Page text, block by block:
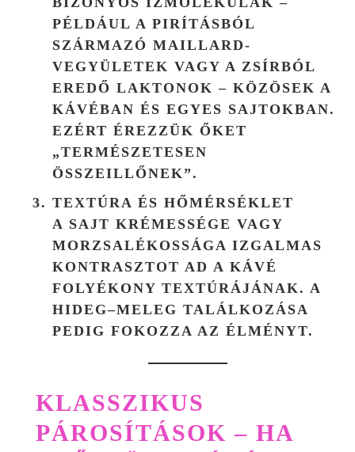
PÉLDÁUL A PIRÍTÁSBÓL
SZÁRMAZÓ MAILLARD-
VEGYÜLETEK VAGY A ZSÍRBÓL
EREDŐ LAKTONOK – KÖZÖSEK A
KÁVÉBAN ÉS EGYES SAJTOKBAN.
EZÉRT ÉREZZÜK ŐKET
„TERMÉSZETESEN
ÖSSZEILLŐNEK”.
TEXTÚRA ÉS HŐMÉRSÉKLET
A SAJT KRÉMESSÉGE VAGY
MORZSALÉKOSSÁGA IZGALMAS
KONTRASZTOT AD A KÁVÉ
FOLYÉKONY TEXTÚRÁJÁNAK. A
HIDEG–MELEG TALÁLKOZÁSA
PEDIG FOKOZZA AZ ÉLMÉNYT.
KLASSZIKUS
PÁROSÍTÁSOK – HA